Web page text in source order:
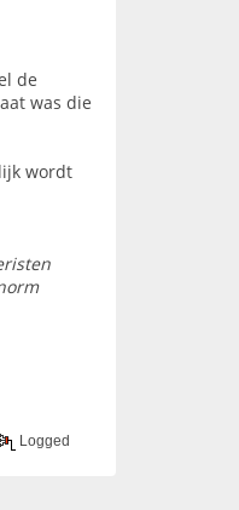
de
was die
wordt
Logged